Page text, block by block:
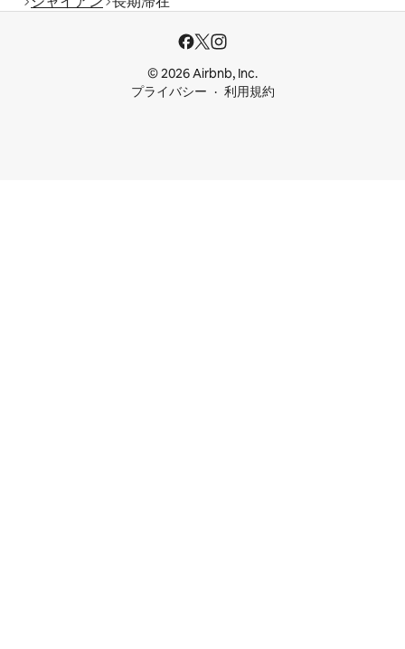
© 2026 Airbnb, Inc.
プライバシー
利用規約